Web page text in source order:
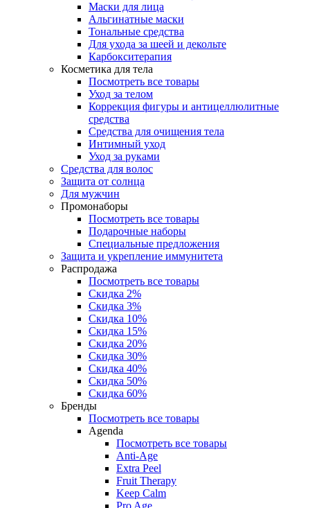
Маски для лица
Альгинатные маски
Тональные средства
Для ухода за шеей и декольте
Карбокситерапия
Косметика для тела
Посмотреть все товары
Уход за телом
Коррекция фигуры и антицеллюлитные
средства
Средства для очищения тела
Интимный уход
Уход за руками
Средства для волос
Защита от солнца
Для мужчин
Промонаборы
Посмотреть все товары
Подарочные наборы
Специальные предложения
Защита и укрепление иммунитета
Распродажа
Посмотреть все товары
Скидка 2%
Скидка 3%
Скидка 10%
Скидка 15%
Скидка 20%
Скидка 30%
Скидка 40%
Скидка 50%
Скидка 60%
Бренды
Посмотреть все товары
Agenda
Посмотреть все товары
Anti‑Age
Extra Peel
Fruit Therapy
Keep Calm
Pro Age